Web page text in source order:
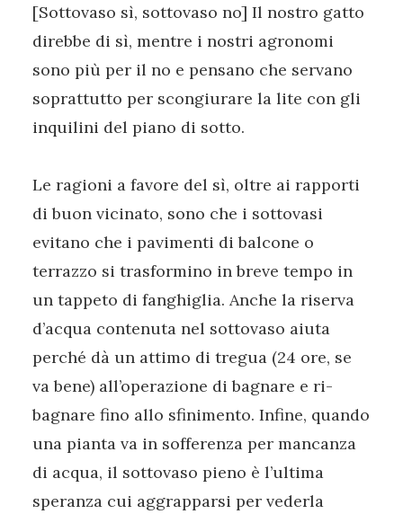
[Sottovaso sì, sottovaso no] Il nostro gatto
direbbe di sì, mentre i nostri agronomi
sono più per il no e pensano che servano
soprattutto per scongiurare la lite con gli
inquilini del piano di sotto.
Le ragioni a favore del sì, oltre ai rapporti
di buon vicinato, sono che i sottovasi
evitano che i pavimenti di balcone o
terrazzo si trasformino in breve tempo in
un tappeto di fanghiglia. Anche la riserva
d’acqua contenuta nel sottovaso aiuta
perché dà un attimo di tregua (24 ore, se
va bene) all’operazione di bagnare e ri-
bagnare fino allo sfinimento. Infine, quando
una pianta va in sofferenza per mancanza
di acqua, il sottovaso pieno è l’ultima
speranza cui aggrapparsi per vederla